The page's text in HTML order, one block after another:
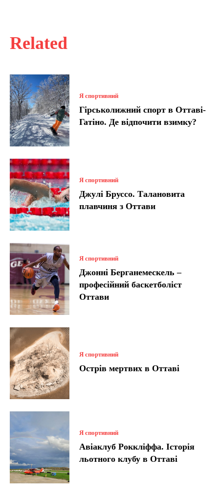
Related
Я спортивний
Гірськолижний спорт в Оттаві-
Гатіно. Де відпочити взимку?
Я спортивний
Джулі Бруссо. Талановита
плавчиня з Оттави
Я спортивний
Джонні Берганемескель –
професійний баскетболіст
Оттави
Я спортивний
Острів мертвих в Оттаві
Я спортивний
Авіаклуб Роккліффа. Історія
льотного клубу в Оттаві